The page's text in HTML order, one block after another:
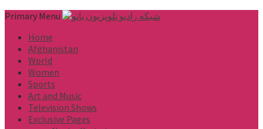
Primary Menu
Home
Afghanistan
World
Women
Sports
Art and Music
Television Shows
Exclusive Pages